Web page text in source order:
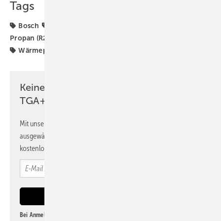
Tags
Bosch
Propan (R290)
Wärmepumpen
Keine Zeit? Kein Problem mit dem
TGA+E Newsletter!
Mit unserem Newsletter erhalten Sie regelmäßig von uns
ausgewählte Informationen und Neuigkeiten, gebündelt und
kostenlos direkt ins Postfach.
Bei Anmeldung zu diesem Newsletter bin ich damit einverstanden, über